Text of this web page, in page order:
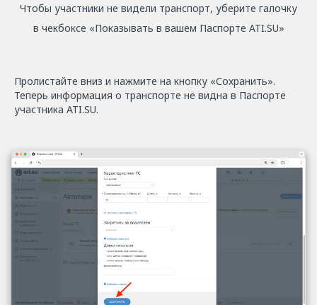
Чтобы участники не видели транспорт, уберите галочку
в чекбоксе «Показывать в вашем Паспорте ATI.SU»
Пролистайте вниз и нажмите на кнопку «Сохранить».
Теперь информация о транспорте не видна в Паспорте
участника ATI.SU.